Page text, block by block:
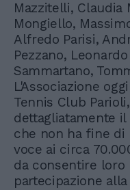
Mazzitelli, Claudia
Mongiello,
Alfredo Parisi,
Pezzano,
Sammartano,
L'Associazione
Tennis Club
dettagliatamente il
che non ha fine di
voce ai circa
da consentire
partecipazione